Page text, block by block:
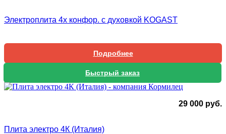
Электроплита 4х конфор. с духовкой KOGAST
Подробнее
Быстрый заказ
29 000 руб.
Плита электро 4К (Италия)